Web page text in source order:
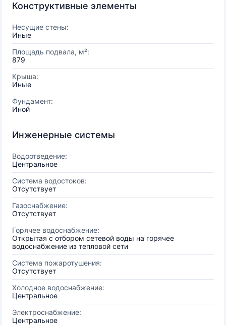
Конструктивные элементы
Несущие стены:
Иные
Площадь подвала, м²:
879
Крыша:
Иные
Фундамент:
Иной
Инженерные системы
Водоотведение:
Центральное
Система водостоков:
Отсутствует
Газоснабжение:
Отсутствует
Горячее водоснабжение:
Открытая с отбором сетевой воды на горячее
водоснабжение из тепловой сети
Система пожаротушения:
Отсутствует
Холодное водоснабжение:
Центральное
Электроснабжение:
Центральное